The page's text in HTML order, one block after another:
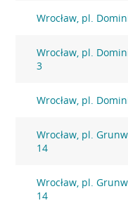
Wrocław, pl.
Wrocław, pl.
3
Wrocław, pl.
Wrocław, pl.
14
Wrocław, pl.
14